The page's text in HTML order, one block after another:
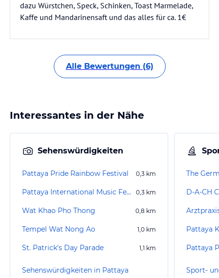
dazu Würstchen, Speck, Schinken, Toast Marmelade,
Kaffe und Mandarinensaft und das alles für ca. 1€
Alle Bewertungen (6)
Interessantes in der Nähe
Sehenswürdigkeiten
Pattaya Pride Rainbow Festival 0,3 km
Pattaya International Music Festival 0,3 km
Wat Khao Pho Thong 0,8 km
Tempel Wat Nong Ao 1,0 km
St. Patrick's Day Parade 1,1 km
Sehenswürdigkeiten in Pattaya
The
D-A-CH
Pattaya
Pattaya
Sport-